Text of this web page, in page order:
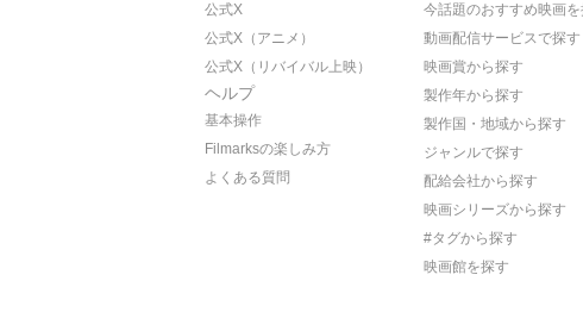
公式X
公式X（アニメ）
公式X（リバイバル上映）
ヘルプ
基本操作
Filmarksの楽しみ方
よくある質問
今話題のおすすめ映画を
動画配信サービスで探す
映画賞から探す
製作年から探す
製作国・地域から探す
ジャンルで探す
配給会社から探す
映画シリーズから探す
#タグから探す
映画館を探す